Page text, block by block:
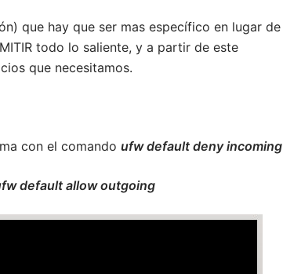
que hay que ser mas específico en lugar de
todo lo saliente, y a partir de este
que necesitamos.
con el comando ufw default deny incoming
default allow outgoing